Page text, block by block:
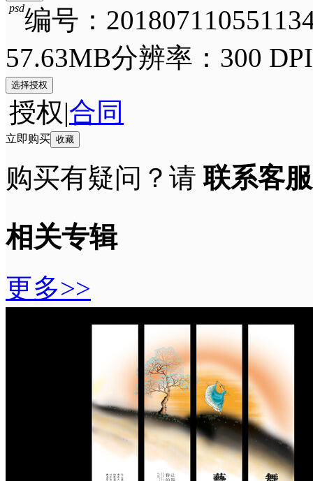
编号：
psd
57.63MB分辨率：300 DPI
选择授权
授权|合同
立即购买 收藏
购买有疑问？请联系客服
相关专辑
更多>>